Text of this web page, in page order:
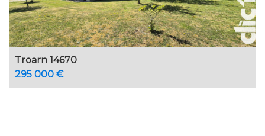
Troarn 14670
295 000 €